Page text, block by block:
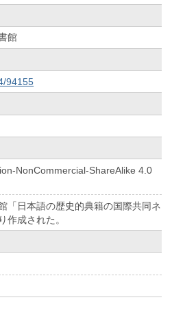
館
94155
NonCommercial-ShareAlike 4.0
「日本語の歴史的典籍の国際共同ネ
作成された。